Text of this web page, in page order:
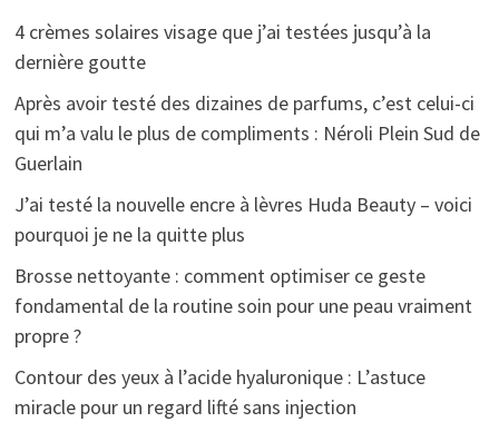
4 crèmes solaires visage que j’ai testées jusqu’à la
dernière goutte
Après avoir testé des dizaines de parfums, c’est celui-ci
qui m’a valu le plus de compliments : Néroli Plein Sud de
Guerlain
J’ai testé la nouvelle encre à lèvres Huda Beauty – voici
pourquoi je ne la quitte plus
Brosse nettoyante : comment optimiser ce geste
fondamental de la routine soin pour une peau vraiment
propre ?
Contour des yeux à l’acide hyaluronique : L’astuce
miracle pour un regard lifté sans injection